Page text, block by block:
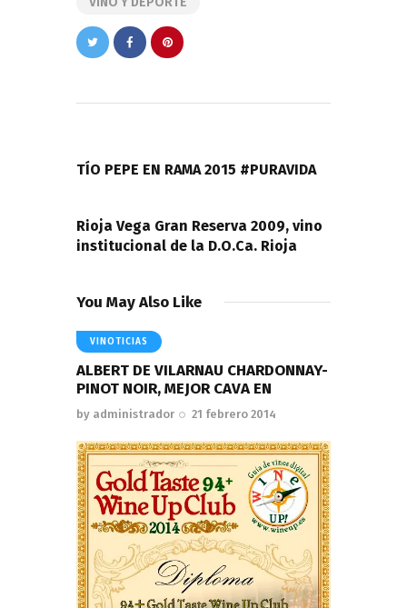
entradas
TÍO PEPE EN RAMA 2015 #PURAVIDA
Rioja Vega Gran Reserva 2009, vino
institucional de la D.O.Ca. Rioja
You May Also Like
VINOTICIAS
ALBERT DE VILARNAU CHARDONNAY-
PINOT NOIR, MEJOR CAVA EN
by administrador 21 febrero 2014